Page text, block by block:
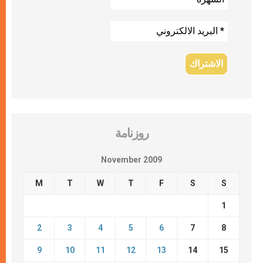
روزنامة
November 2009
M T W T F S S
1
2 3 4 5 6 7 8
9 10 11 12 13 14 15